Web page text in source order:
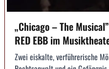
„Chicago – The
RED EBB im
Zwei eiskalte, verführerische